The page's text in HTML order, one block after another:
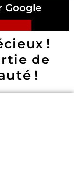
Google
!
de
!